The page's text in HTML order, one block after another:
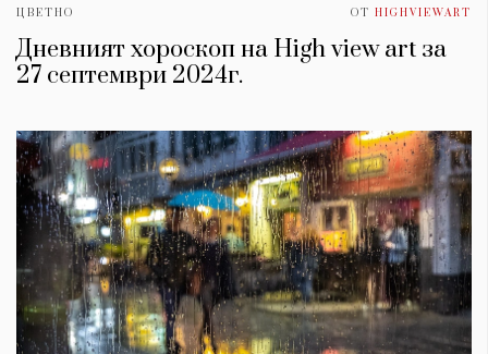
ЦВЕТНО ОТ HIGHVIEWART
Дневният хороскоп на High view art за
27 септември 2024г.